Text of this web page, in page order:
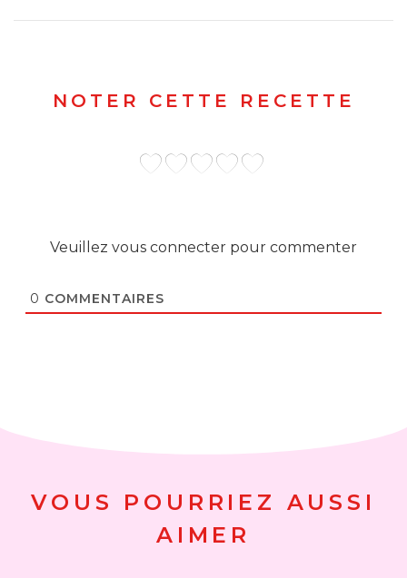
NOTER CETTE RECETTE
Veuillez vous connecter pour commenter
0 COMMENTAIRES
VOUS POURRIEZ AUSSI
AIMER